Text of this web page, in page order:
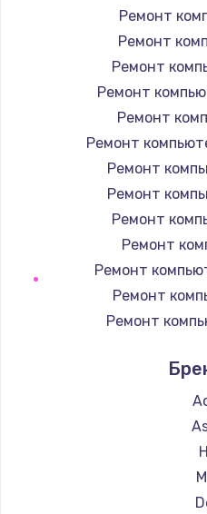
Замена
750
Замена
790
Замена
2300
895
Ремонт
Ремонт
Ремонт
Ремонт
Ремонт
Ремонт
Ремонт
Ремонт
Ремонт
Ремонт
Ремонт
Ремонт
Ремонт
Ремонт
Ремонт